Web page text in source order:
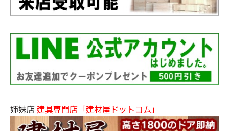
姉妹店 建具専門店「建材屋ドットコム」